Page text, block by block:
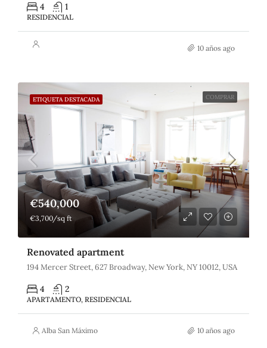
4 1
RESIDENCIAL
10 años ago
ETIQUETA DESTACADA COMPRAR
€540,000
€3,700/sq ft
Renovated apartment
194 Mercer Street, 627 Broadway, New York, NY 10012, USA
4 2
APARTAMENTO, RESIDENCIAL
Alba San Máximo 10 años ago